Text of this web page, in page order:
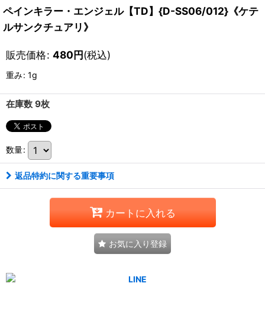
ペインキラー・エンジェル【TD】{D-SS06/012}《ケテ
ルサンクチュアリ》
販売価格: 480円(税込)
重み: 1g
在庫数 9枚
数量:
返品特約に関する重要事項
カートに入れる
お気に入り登録